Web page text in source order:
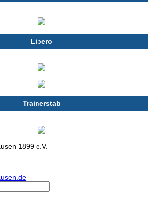
Libero
Trainerstab
1899 e.V.